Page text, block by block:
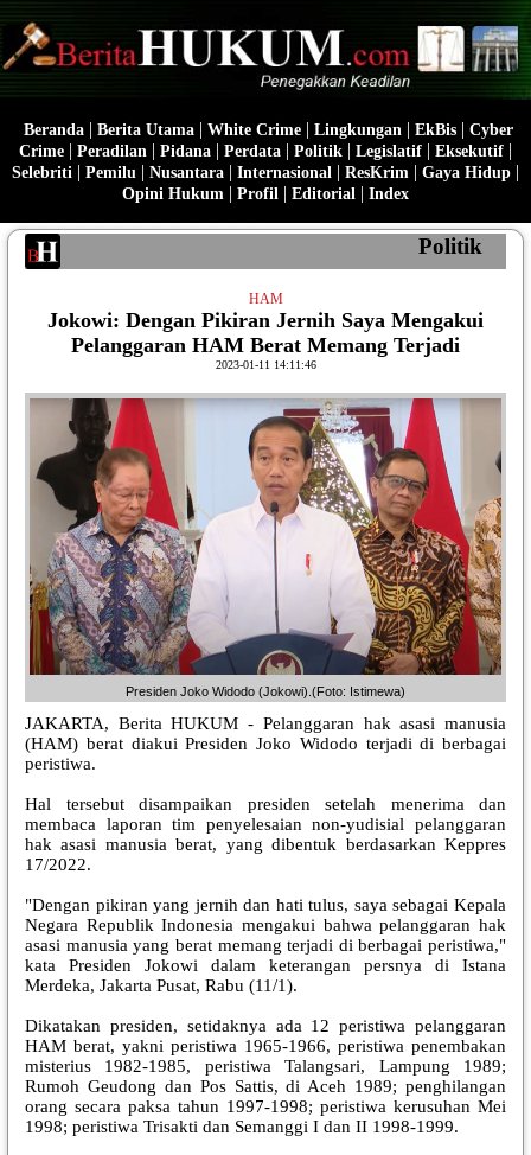
Beranda| Berita Utama| White Crime| Lingkungan | EkBis| Cyber
Crime | Peradilan | Pidana | Perdata | Politik | Legislatif | Eksekutif |
Selebriti | Pemilu | Nusantara | Internasional | ResKrim | Gaya Hidup |
Opini Hukum | Profil | Editorial | Index
Politik
HAM
Jokowi: Dengan Pikiran Jernih Saya Mengakui
Pelanggaran HAM Berat Memang Terjadi
2023-01-11 14:11:46
Presiden Joko Widodo (Jokowi).(Foto: Istimewa)
JAKARTA, Berita HUKUM - Pelanggaran hak asasi manusia
(HAM) berat diakui Presiden Joko Widodo terjadi di berbagai
peristiwa.
Hal tersebut disampaikan presiden setelah menerima dan
membaca laporan tim penyelesaian non-yudisial pelanggaran
hak asasi manusia berat, yang dibentuk berdasarkan Keppres
17/2022.
"Dengan pikiran yang jernih dan hati tulus, saya sebagai Kepala
Negara Republik Indonesia mengakui bahwa pelanggaran hak
asasi manusia yang berat memang terjadi di berbagai peristiwa,"
kata Presiden Jokowi dalam keterangan persnya di Istana
Merdeka, Jakarta Pusat, Rabu (11/1).
Dikatakan presiden, setidaknya ada 12 peristiwa pelanggaran
HAM berat, yakni peristiwa 1965-1966, peristiwa penembakan
misterius 1982-1985, peristiwa Talangsari, Lampung 1989;
Rumoh Geudong dan Pos Sattis, di Aceh 1989; penghilangan
orang secara paksa tahun 1997-1998; peristiwa kerusuhan Mei
1998; peristiwa Trisakti dan Semanggi I dan II 1998-1999.